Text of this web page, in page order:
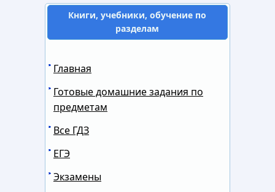
Книги, учебники, обучение по
разделам
Главная
Готовые домашние задания по
предметам
Все ГДЗ
ЕГЭ
Экзамены